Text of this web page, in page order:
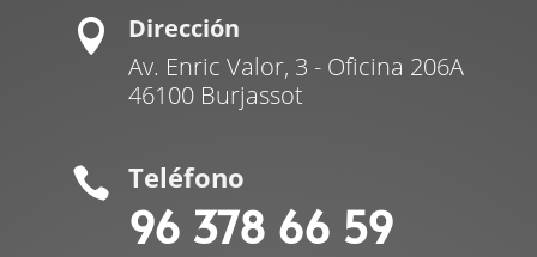

Dirección
Av. Enric Valor, 3 - Oficina 206A
46100 Burjassot
 Teléfono
96 378 66 59